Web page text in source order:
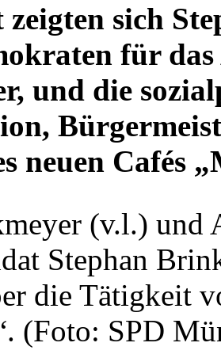
zeigten sich
für
und die
neuen Cafés
(v.l.) und
Stephan
die Tätigkeit
(Foto: SPD